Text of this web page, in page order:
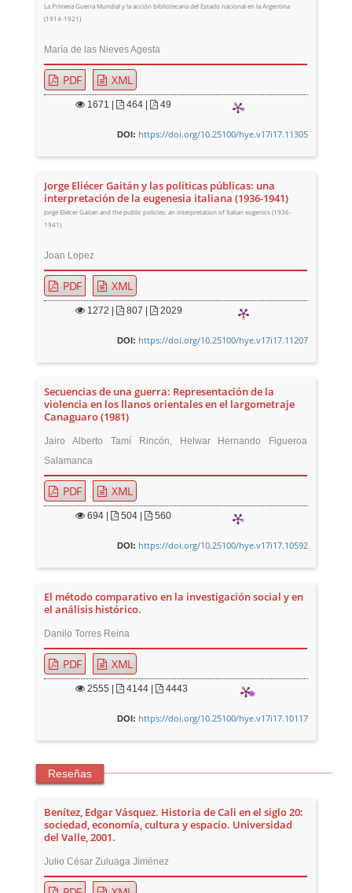
La Primera Guerra Mundial y la acción bibliotecaria del Estado nacional en la Argentina
(1914-1921)
María de las Nieves Agesta
PDF XML
1671 | 464 | 49
DOI: https://doi.org/10.25100/hye.v17i17.11305
Jorge Eliécer Gaitán y las políticas públicas: una
interpretación de la eugenesia italiana (1936-1941)
Jorge Eliécer Gaitan and the public policies: an interpretation of Italian eugenics (1936-
1941)
Joan Lopez
PDF XML
1272 | 807 | 2029
DOI: https://doi.org/10.25100/hye.v17i17.11207
Secuencias de una guerra: Representación de la
violencia en los llanos orientales en el largometraje
Canaguaro (1981)
Jairo Alberto Tamí Rincón, Helwar Hernando Figueroa
Salamanca
PDF XML
694 | 504 | 560
DOI: https://doi.org/10.25100/hye.v17i17.10592
El método comparativo en la investigación social y en
el análisis histórico.
Danilo Torres Reina
PDF XML
2555 | 4144 | 4443
DOI: https://doi.org/10.25100/hye.v17i17.10117
Reseñas
Benítez, Edgar Vásquez. Historia de Cali en el siglo 20:
sociedad, economía, cultura y espacio. Universidad
del Valle, 2001.
Julio César Zuluaga Jiménez